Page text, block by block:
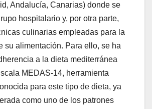
Andalucía, Canarias) donde se
hospitalario y, por otra parte,
culinarias empleadas para la
su alimentación. Para ello, se ha
a la dieta mediterránea
MEDAS-14, herramienta
para este tipo de dieta, ya
como uno de los patrones